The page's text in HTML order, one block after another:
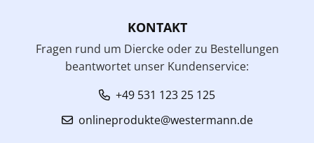
KONTAKT
Fragen rund um Diercke oder zu Bestellungen
beantwortet unser Kundenservice:
+49 531 123 25 125
onlineprodukte@westermann.de